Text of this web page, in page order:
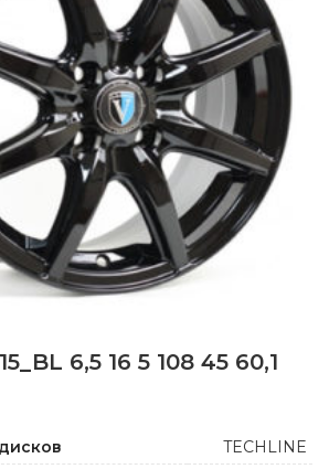
6,5 16 5 108 45 60,1
TECHLINE